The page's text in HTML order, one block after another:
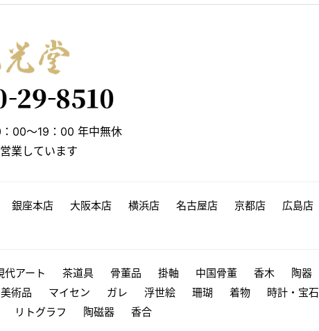
：00～19：00 年中無休
業しています
銀座本店 大阪本店 横浜店 名古屋店 京都店
広島店
代アート 茶道具 骨董品 掛軸 中国骨董 香木
陶器
美術品 マイセン ガレ 浮世絵 珊瑚 着物
時計・宝石
リトグラフ 陶磁器 香合